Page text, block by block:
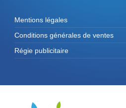
Mentions légales
Conditions générales de ventes
Régie publicitaire